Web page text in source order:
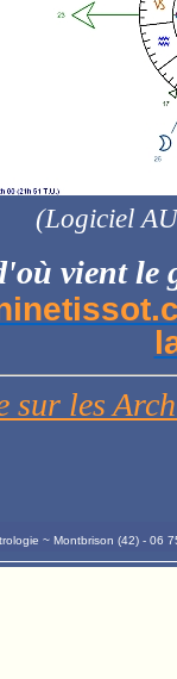
(Logiciel
vient le
sur les